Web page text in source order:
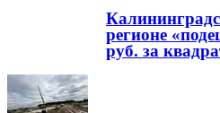
регионе
руб. за